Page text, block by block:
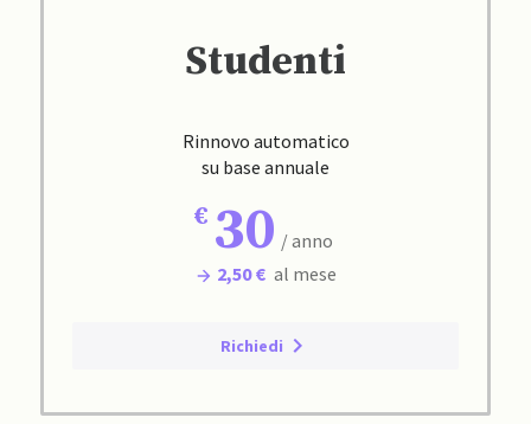
Studenti
Rinnovo automatico
su base annuale
30 / anno
2,50 € al mese
Richiedi